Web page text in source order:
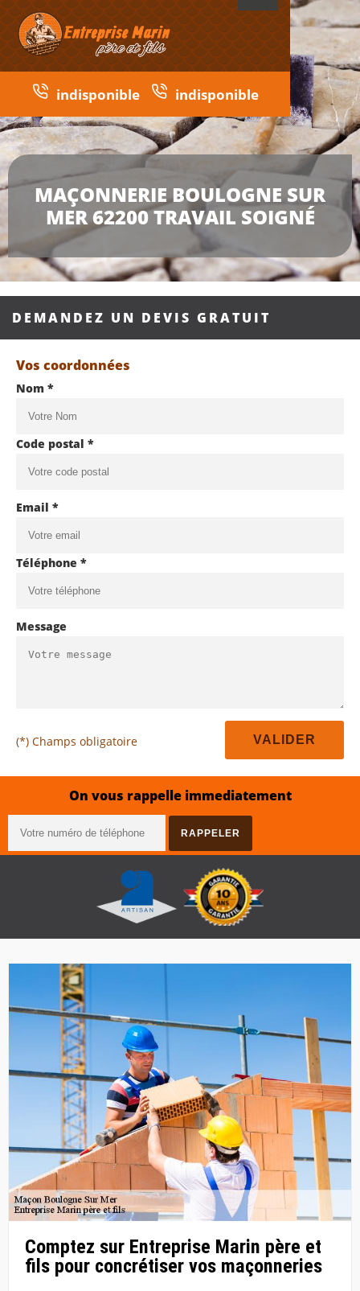
indisponible indisponible
MAÇONNERIE BOULOGNE SUR
MER 62200 TRAVAIL SOIGNÉ
DEMANDEZ UN DEVIS GRATUIT
Vos coordonnées
Nom *
Code postal *
Email *
Téléphone *
Message
(*) Champs obligatoire
On vous rappelle immediatement
Comptez sur Entreprise Marin père et
fils pour concrétiser vos maçonneries